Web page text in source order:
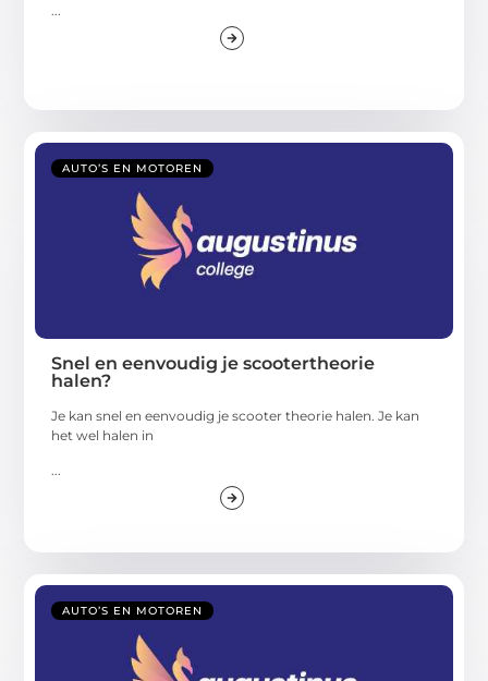
AUTO’S EN MOTOREN
Snel en eenvoudig je scootertheorie
halen?
Je kan snel en eenvoudig je scooter theorie halen. Je kan
het wel halen in
...
AUTO’S EN MOTOREN